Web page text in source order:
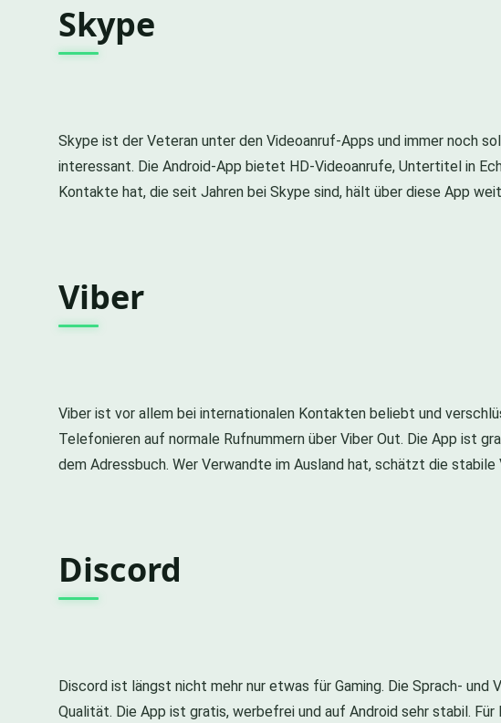
Skype
Skype ist der Veteran unter den Videoanruf-Apps und immer noch
interessant. Die Android-App bietet HD-Videoanrufe, Untertitel in
Kontakte hat, die seit Jahren bei Skype sind, hält über diese App
Viber
Viber ist vor allem bei internationalen Kontakten beliebt und
Telefonieren auf normale Rufnummern über Viber Out. Die App ist
dem Adressbuch. Wer Verwandte im Ausland hat, schätzt die
Discord
Discord ist längst nicht mehr nur etwas für Gaming. Die Sprach-
Qualität. Die App ist gratis, werbefrei und auf Android sehr stabil.